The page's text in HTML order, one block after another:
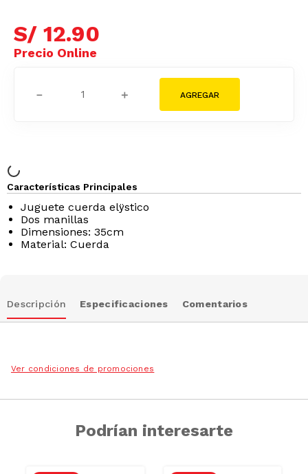
S/ 12.90
＋
－
Características Principales
Juguete cuerda elÿstico
Dos manillas
Dimensiones: 35cm
Material: Cuerda
Descripción Especificaciones Comentarios
Ver condiciones de promociones
Podrían interesarte